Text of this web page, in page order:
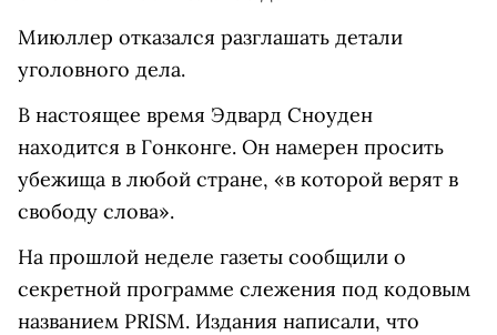
Миюллер отказался разглашать детали
уголовного дела.
В настоящее время Эдвард Сноуден
находится в Гонконге. Он намерен просить
убежища в любой стране, «в которой верят в
свободу слова».
На прошлой неделе газеты сообщили о
секретной программе слежения под кодовым
названием PRISM. Издания написали, что